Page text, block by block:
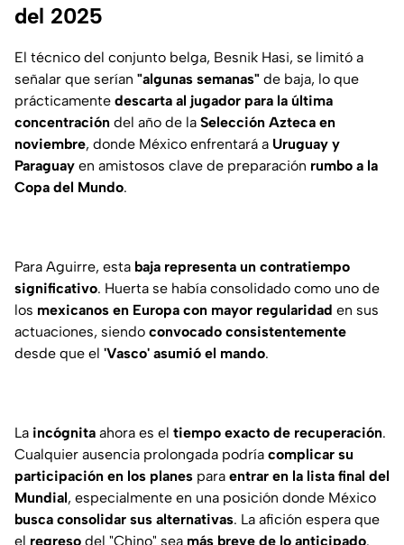
del 2025
El técnico del conjunto belga, Besnik Hasi, se limitó a
señalar que serían "algunas semanas" de baja, lo que
prácticamente descarta al jugador para la última
concentración del año de la Selección Azteca en
noviembre, donde México enfrentará a Uruguay y
Paraguay en amistosos clave de preparación rumbo a la
Copa del Mundo.
Para Aguirre, esta baja representa un contratiempo
significativo. Huerta se había consolidado como uno de
los mexicanos en Europa con mayor regularidad en sus
actuaciones, siendo convocado consistentemente
desde que el 'Vasco' asumió el mando.
La incógnita ahora es el tiempo exacto de recuperación.
Cualquier ausencia prolongada podría complicar su
participación en los planes para entrar en la lista final del
Mundial, especialmente en una posición donde México
busca consolidar sus alternativas. La afición espera que
el regreso del "Chino" sea más breve de lo anticipado.